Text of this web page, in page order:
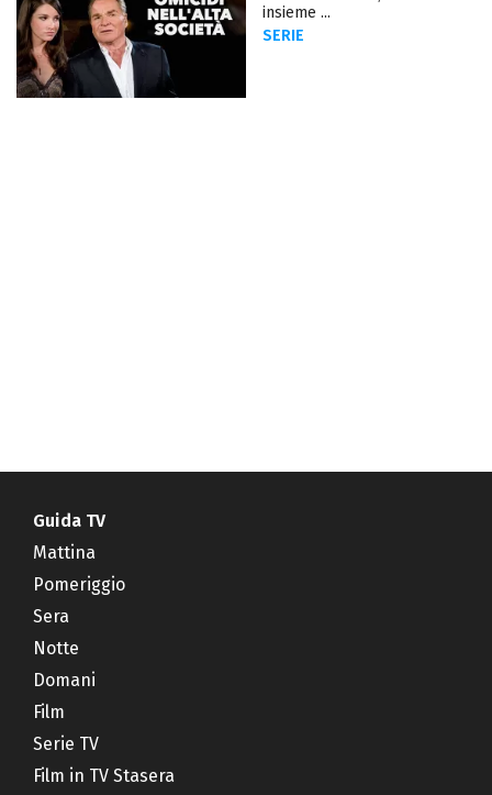
insieme ...
SERIE
Guida TV
Mattina
Pomeriggio
Sera
Notte
Domani
Film
Serie TV
Film in TV Stasera